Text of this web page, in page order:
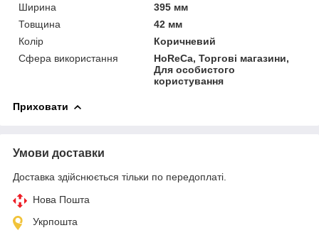
Ширина
395 мм
Товщина
42 мм
Колір
Коричневий
Сфера використання
HoReCa, Торгові магазини,
Для особистого
користування
Приховати
Умови доставки
Доставка здійснюється тільки по передоплаті.
Нова Пошта
Укрпошта